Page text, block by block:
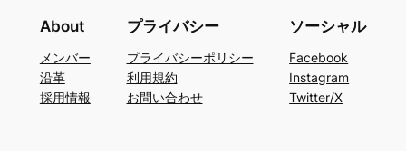
About
メンバー
沿革
採用情報
プライバシー
プライバシーポリシー
利用規約
お問い合わせ
ソーシャル
Facebook
Instagram
Twitter/X